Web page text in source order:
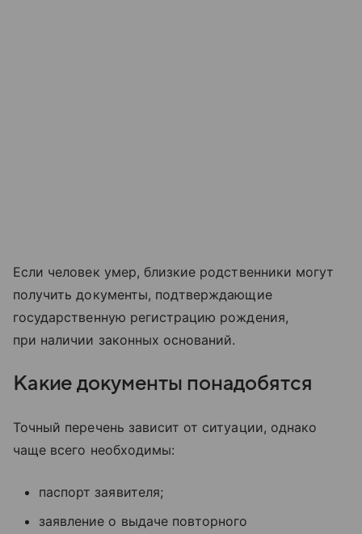
Если человек умер, близкие родственники могут
получить документы, подтверждающие
государственную регистрацию рождения,
при наличии законных оснований.
Какие документы понадобятся
Точный перечень зависит от ситуации, однако
чаще всего необходимы:
паспорт заявителя;
заявление о выдаче повторного